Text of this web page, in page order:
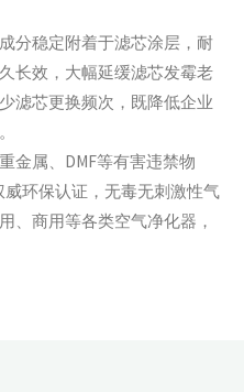
分稳定附着于滤芯涂层，耐
长效，大幅延缓滤芯发霉老
滤芯更换频次，既降低企业
金属、DMF等有害违禁物
威环保认证，无毒无刺激性气
、商用等各类空气净化器，